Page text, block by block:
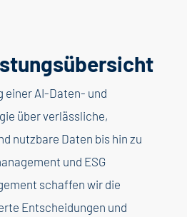
einer AI-Daten- und
über verlässliche,
nutzbare Daten bis hin zu
und ESG
schaffen wir die
Entscheidungen und